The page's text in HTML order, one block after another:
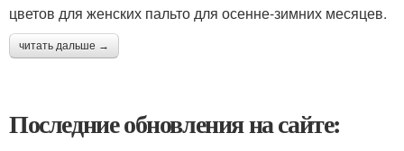
цветов для женских пальто для осенне-зимних месяцев.
читать дальше →
Последние обновления на сайте: